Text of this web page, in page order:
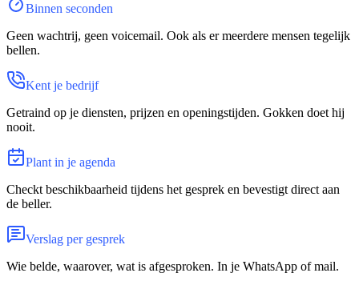
Binnen seconden
Geen wachtrij, geen voicemail. Ook als er meerdere mensen tegelijk
bellen.
Kent je bedrijf
Getraind op je diensten, prijzen en openingstijden. Gokken doet hij
nooit.
Plant in je agenda
Checkt beschikbaarheid tijdens het gesprek en bevestigt direct aan
de beller.
Verslag per gesprek
Wie belde, waarover, wat is afgesproken. In je WhatsApp of mail.